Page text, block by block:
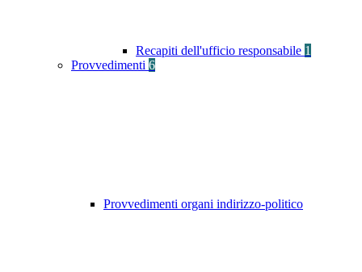
Recapiti dell'ufficio responsabile 1
Provvedimenti 6
Provvedimenti organi indirizzo-politico